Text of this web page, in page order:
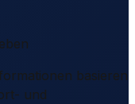
basieren
und